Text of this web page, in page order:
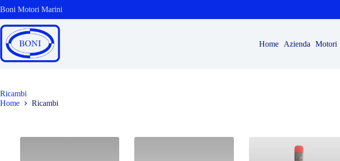
al
contenuto
Boni Motori Marini
Home Azienda Motori
Ricambi
Home
Ricambi